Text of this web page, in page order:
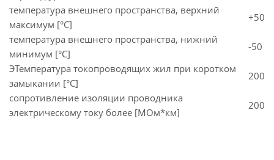
температура внешнего пространства, верхний
максимум [°C]
+50
температура внешнего пространства, нижний
минимум [°C]
-50
ЭТемпература токопроводящих жил при коротком
замыкании [°С]
200
сопротивление изоляции проводника
электрическому току более [МОм*км]
200